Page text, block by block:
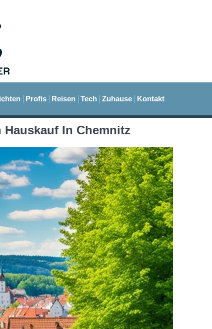
Profis Reisen Tech Zuhause Kontakt
Hauskauf In Chemnitz